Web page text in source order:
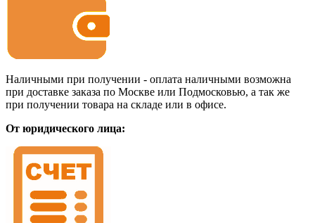
Наличными при получении - оплата наличными возможна
при доставке заказа по Москве или Подмосковью, а так же
при получении товара на складе или в офисе.
От юридического лица: